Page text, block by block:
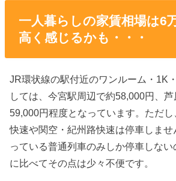
一人暮らしの家賃相場は6
高く感じるかも・・・
JR環状線の駅付近のワンルーム・1K
しては、今宮駅周辺で約58,000円、
59,000円程度となっています。ただ
快速や関空・紀州路快速は停車しま
っている普通列車のみしか停車しな
に比べてその点は少々不便です。